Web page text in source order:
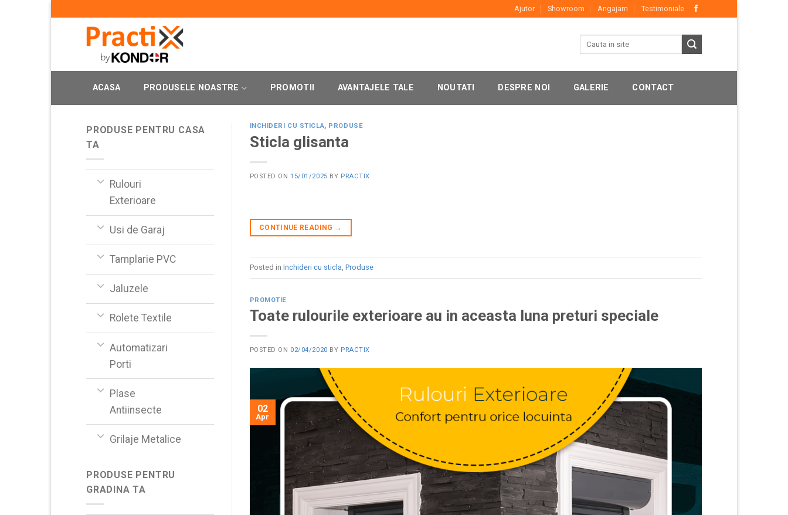
Ajutor Showroom Angajam Testimoniale
ACASA PRODUSELE NOASTRE PROMOTII AVANTAJELE TALE NOUTATI DESPRE NOI GALERIE CONTACT
PRODUSE PENTRU CASA
TA
Rulouri
Exterioare
Usi de Garaj
Tamplarie PVC
Jaluzele
Rolete Textile
Automatizari
Porti
Plase
Antiinsecte
Grilaje Metalice
PRODUSE PENTRU
GRADINA TA
INCHIDERI CU STICLA, PRODUSE
Sticla glisanta
POSTED ON 15/01/2025 BY PRACTIX
CONTINUE READING →
Posted in Inchideri cu sticla Produse
PROMOTIE
Toate rulourile exterioare au in aceasta luna preturi speciale
POSTED ON 02/04/2020 BY PRACTIX
02
Apr